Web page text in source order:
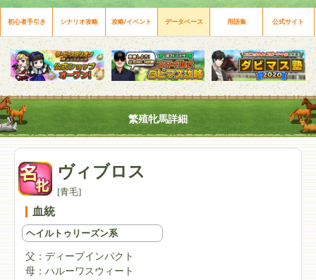
初心者手引き シナリオ攻略 攻略/イベント データベース 用語集 公式サイト
繁殖牝馬詳細
ヴィブロス
[青毛]
血統
ヘイルトゥリーズン系
父： ディープインパクト
母： ハルーワスウィート